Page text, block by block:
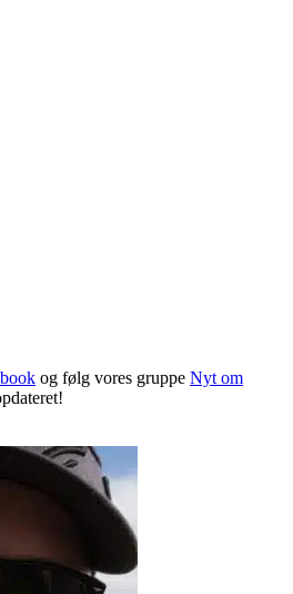
og følg vores gruppe Nyt om